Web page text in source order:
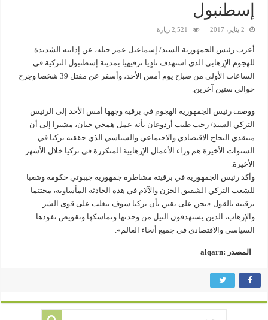
إسطنبول
2 يناير، 2017 2,521 زيارة
أعرب رئيس الجمهورية السيد/ إسماعيل عمر جيله، عن إدانته الشديدة
للهجوم الإرهابي الذي استهدف نادٍيا ترفيهيا بمدينة إسطنبول التركية في
الساعات الأولى من صباح يوم أمس الأحد، وأسفر عن مقتل 39 شخصا وجرح
حوالي ستين آخرين.
ووصف رئيس الجمهورية الهجوم في برقية وجهها أمس الأحد إلى الرئيس
التركي السيد/ رجب طيب أردوغان بأنه عمل همجي جبان، مشيرا إلى أن
منتقدي النجاح الاقتصادي والاجتماعي والسياسي الذي حققته تركيا في
السنوات الأخيرة هم وراء الأعمال الإرهابية المتكررة في تركيا خلال الأشهر
الأخيرة.
وأكد رئيس الجمهورية في برقيته مشاطرة جمهورية جيبوتي حكومة وشعبا
للشعب التركي الشقيق الحزن والآلام في هذه الحادثة المأساوية، مختتما
برقيته بالقول «نحن على يقين بأن تركيا سوف تتغلب على قوى الشر
والإرهاب، الذين يستهدفون النيل من وحدتها وتماسكها وتقويض نفوذها
السياسي والاقتصادي في جميع أنحاء العالم».
المصدر :alqarn